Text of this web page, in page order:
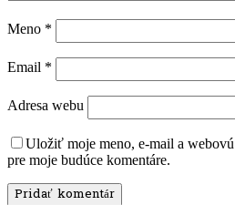
Meno *
Email *
Adresa webu
Uložiť moje meno, e-mail a
pre moje budúce komentáre.